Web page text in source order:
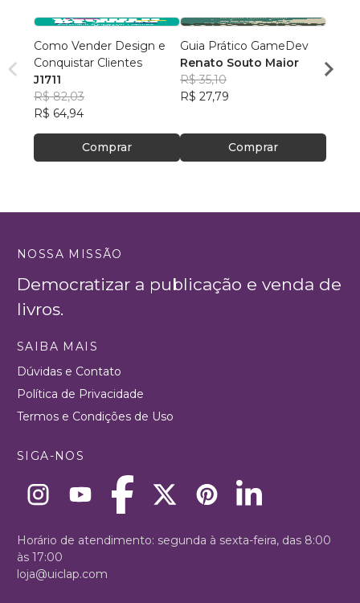
Como Vender Design e
Conquistar Clientes
J1711
R$ 82,03
R$ 64,94
Comprar
Guia Prático GameDev
Renato Souto Maior
R$ 35,10
R$ 27,79
Comprar
R$
NOSSA MISSÃO
Democratizar a publicação e venda de
livros.
SAIBA MAIS
Dúvidas e Contato
Política de Privacidade
Termos e Condições de Uso
SIGA-NOS
Horário de atendimento: segunda à sexta-feira, das 8:00
às 17:00
loja@uiclap.com